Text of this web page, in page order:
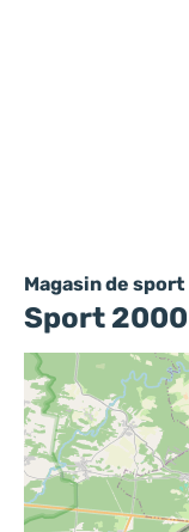
Magasin de sport
Sport 2000